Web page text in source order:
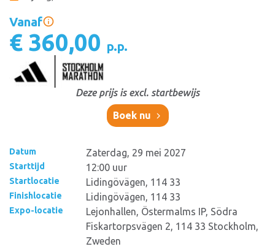
Vanaf
€ 360,00 p.p.
Deze prijs is excl. startbewijs
Boek nu
Datum Zaterdag, 29 mei 2027
Starttijd 12:00 uur
Startlocatie Lidingövägen, 114 33
Finishlocatie Lidingövägen, 114 33
Expo-locatie
Lejonhallen, Östermalms IP, Södra
Fiskartorpsvägen 2, 114 33 Stockholm,
Zweden